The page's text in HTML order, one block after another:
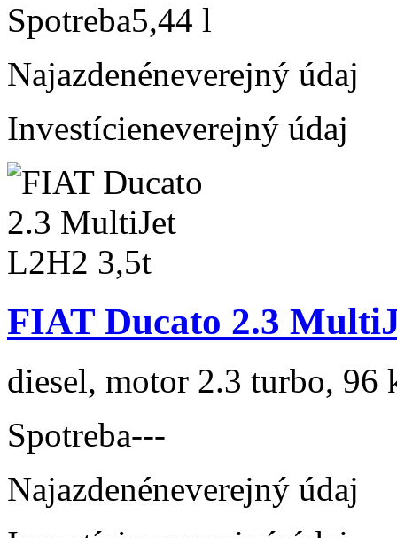
Spotreba5,44 l
Najazdenéneverejný údaj
Investícieneverejný údaj
FIAT Ducato 2.3
diesel, motor 2.3 turbo, 96
Spotreba---
Najazdenéneverejný údaj